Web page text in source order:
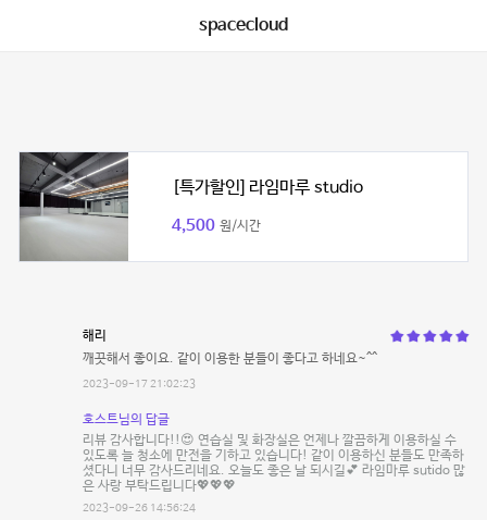
spacecloud
[특가할인] 라임마루 studio
4,500 원/시간
해리
깨끗해서 좋이요. 같이 이용한 분들이 좋다고 하네요~^^
2023-09-17 21:02:23
호스트님의 답글
리뷰 감사합니다!!😍 연습실 및 화장실은 언제나 깔끔하게 이용하실 수
있도록 늘 청소에 만전을 기하고 있습니다! 같이 이용하신 분들도 만족하
셨다니 너무 감사드리네요. 오늘도 좋은 날 되시길💕 라임마루 sutido 많
은 사랑 부탁드립니다💖💖💖
2023-09-26 14:56:24